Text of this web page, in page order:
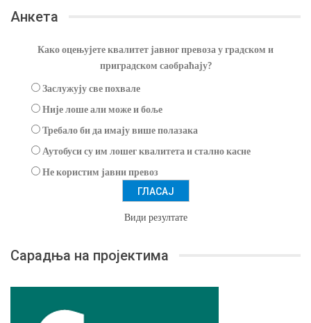
Анкета
Како оцењујете квалитет јавног превоза у градском и
приградском саобраћају?
Заслужују све похвале
Није лоше али може и боље
Требало би да имају више полазака
Аутобуси су им лошег квалитета и стално касне
Не користим јавни превоз
Види резултате
Сарадња на пројектима